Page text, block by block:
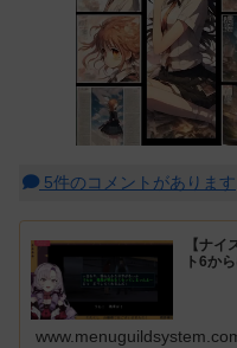
5件のコメントがあります
【ナ
ト6か